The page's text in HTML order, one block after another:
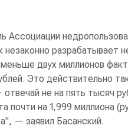
Ассоциации
незаконно разрабатывает
двух миллионов
Это действительно
не на пять тысяч
почти на 1,999 миллиона
— заявил Басанский.